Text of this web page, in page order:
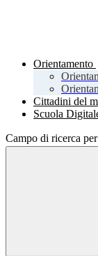
Orientamento
Cittadini del
Scuola
Campo di ricerca